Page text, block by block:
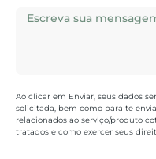
Ao clicar em Enviar, seus dados
solicitada, bem como para te
relacionados ao serviço/produto
tratados e como exercer seus